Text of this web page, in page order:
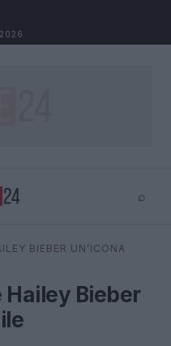
⌕
⌕
BIEBER UN’ICONA
Hailey Bieber